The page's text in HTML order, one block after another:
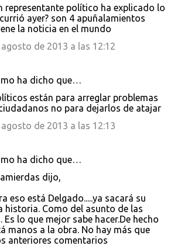
representante político ha explicado lo
ayer? son 4 apuñalamientos
la noticia en el mundo
de 2013 a las 12:12
ha dicho que…
están para arreglar problemas
no para dejarlos de atajar
de 2013 a las 12:13
ha dicho que…
dijo,
eso está Delgado.....ya sacará su
historia. Como del asunto de las
Es lo que mejor sabe hacer.De hecho
manos a la obra. No hay más que
anteriores comentarios